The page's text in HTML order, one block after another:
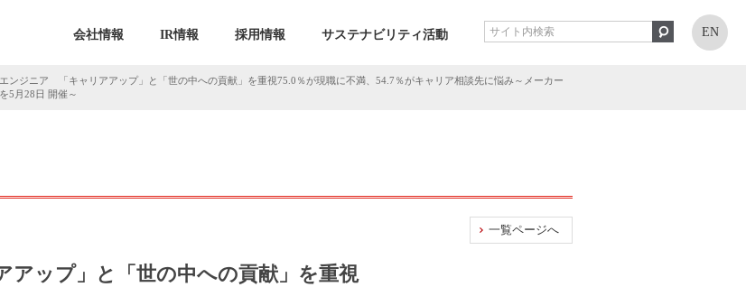
会社情報 IR情報 採用情報 サステナビリティ活動 EN
ンジニア 「キャリアアップ」と「世の中への貢献」を重視75.0％が現職に不満、54.7％がキャリア相談先に悩み～メーカー
5月28日 開催～
一覧ページへ
ップ」と「世の中への貢献」を重視